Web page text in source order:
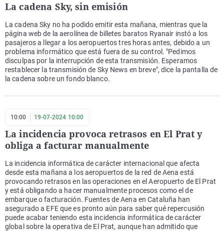
La cadena Sky, sin emisión
La cadena Sky no ha podido emitir esta mañana, mientras que la
página web de la aerolínea de billetes baratos Ryanair instó a los
pasajeros a llegar a los aeropuertos tres horas antes, debido a un
problema informático que está fuera de su control. "Pedimos
disculpas por la interrupción de esta transmisión. Esperamos
restablecer la transmisión de Sky News en breve", dice la pantalla de
la cadena sobre un fondo blanco.
10:00 19-07-2024 10:00
La incidencia provoca retrasos en El Prat y
obliga a facturar manualmente
La incidencia informática de carácter internacional que afecta
desde esta mañana a los aeropuertos de la red de Aena está
provocando retrasos en las operaciones en el Aeropuerto de El Prat
y está obligando a hacer manualmente procesos como el de
embarque o facturación. Fuentes de Aena en Cataluña han
asegurado a EFE que es pronto aún para saber qué repercusión
puede acabar teniendo esta incidencia informática de carácter
global sobre la operativa de El Prat, aunque han admitido que